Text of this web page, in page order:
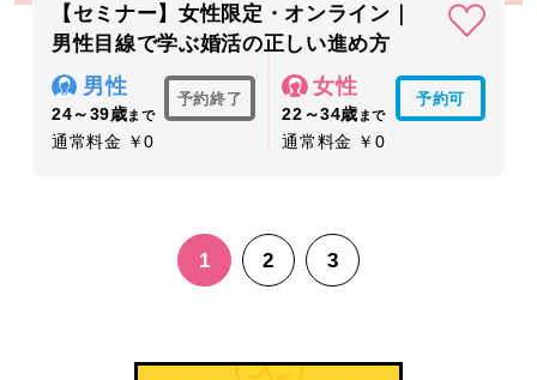
【セミナー】女性限定・オンライン｜
男性目線で学ぶ婚活の正しい進め方
男性
24～39歳まで
予約終了
通常料金 ￥0
女性
22～34歳 まで
予約可
通常料金 ￥0
1 2 3